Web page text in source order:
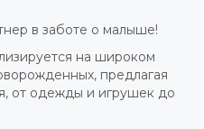
в заботе о малыше!
на широком
предлагая
от одежды и игрушек до